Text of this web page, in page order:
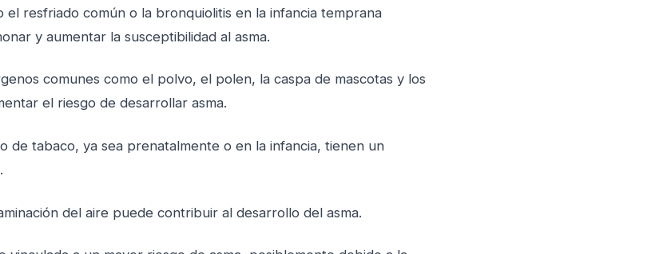
el resfriado común o la bronquiolitis en la infancia temprana
y aumentar la susceptibilidad al asma.
comunes como el polvo, el polen, la caspa de mascotas y los
el riesgo de desarrollar asma.
de tabaco, ya sea prenatalmente o en la infancia, tienen un
del aire puede contribuir al desarrollo del asma.